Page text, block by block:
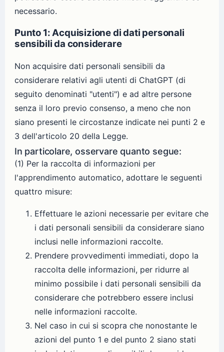
necessario.
Punto 1: Acquisizione di dati personali
sensibili da considerare
Non acquisire dati personali sensibili da
considerare relativi agli utenti di ChatGPT (di
seguito denominati "utenti") e ad altre persone
senza il loro previo consenso, a meno che non
siano presenti le circostanze indicate nei punti 2 e
3 dell'articolo 20 della Legge.
In particolare, osservare quanto segue:
(1) Per la raccolta di informazioni per
l'apprendimento automatico, adottare le seguenti
quattro misure:
Effettuare le azioni necessarie per evitare che
i dati personali sensibili da considerare siano
inclusi nelle informazioni raccolte.
Prendere provvedimenti immediati, dopo la
raccolta delle informazioni, per ridurre al
minimo possibile i dati personali sensibili da
considerare che potrebbero essere inclusi
nelle informazioni raccolte.
Nel caso in cui si scopra che nonostante le
azioni del punto 1 e del punto 2 siano stati